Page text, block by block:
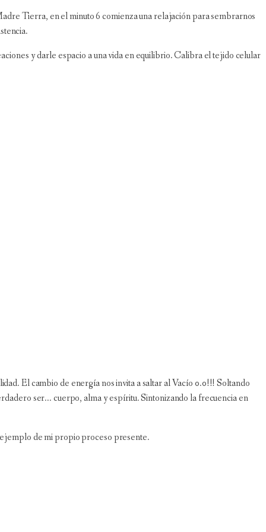
Tierra, en el minuto 6 comienza una relajación para sembrarnos
y darle espacio a una vida en equilibrio. Calibra el tejido celular
El cambio de energía nos invita a saltar al Vacío 0.0!!! Soltando
ser... cuerpo, alma y espíritu. Sintonizando la frecuencia en
de mi propio proceso presente.